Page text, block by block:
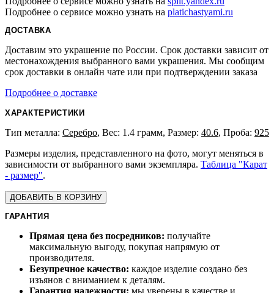
Подробнее о сервисе можно узнать на platichastyami.ru
ДОСТАВКА
Доставим это украшение по России. Срок доставки зависит от
местонахождения выбранного вами украшения. Мы сообщим
срок доставки в онлайн чате или при подтверждении заказа
Подробнее о доставке
ХАРАКТЕРИСТИКИ
Тип металла: Серебро, Вес: 1.4 грамм, Размер: 40.6, Проба: 925
Размеры изделия, представленного на фото, могут меняться в
зависимости от выбранного вами экземпляра. Таблица "Карат
- размер".
ДОБАВИТЬ В КОРЗИНУ
ГАРАНТИЯ
Прямая цена без посредников: получайте
максимальную выгоду, покупая напрямую от
производителя.
Безупречное качество: каждое изделие создано без
изъянов с вниманием к деталям.
Гарантия надежности: мы уверены в качестве и